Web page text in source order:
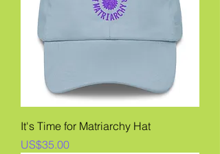
It's Time for Matriarchy Hat
價格
US$35.00